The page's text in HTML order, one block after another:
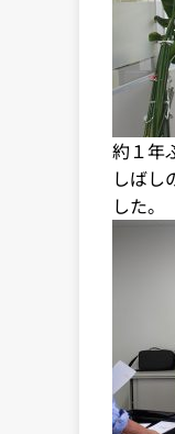
約１年
しばし
した。